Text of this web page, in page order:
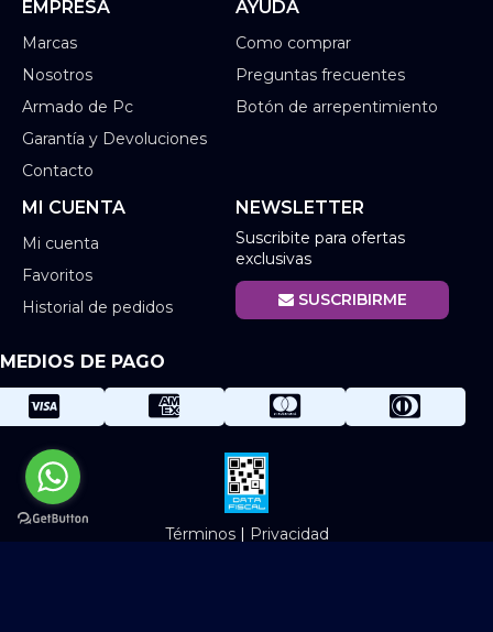
EMPRESA
Marcas
Nosotros
Armado de Pc
Garantía y Devoluciones
Contacto
AYUDA
Como comprar
Preguntas frecuentes
Botón de arrepentimiento
MI CUENTA
Mi cuenta
Favoritos
Historial de pedidos
NEWSLETTER
Suscribite para ofertas
exclusivas
SUSCRIBIRME
MEDIOS DE PAGO
Términos| Privacidad